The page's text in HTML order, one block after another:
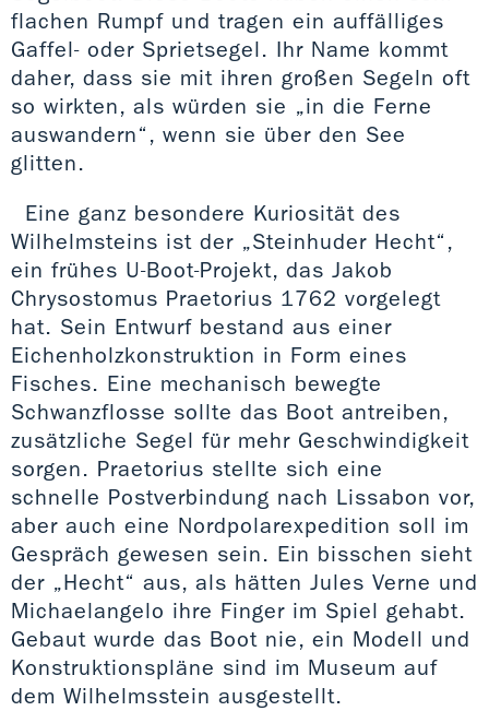
flachen Rumpf und tragen ein auffälliges
Gaffel- oder Sprietsegel. Ihr Name kommt
daher, dass sie mit ihren großen Segeln oft
so wirkten, als würden sie „in die Ferne
auswandern“, wenn sie über den See
glitten.
Eine ganz besondere Kuriosität des
Wilhelmsteins ist der „Steinhuder Hecht“,
ein frühes U-Boot-Projekt, das Jakob
Chrysostomus Praetorius 1762 vorgelegt
hat. Sein Entwurf bestand aus einer
Eichenholzkonstruktion in Form eines
Fisches. Eine mechanisch bewegte
Schwanzflosse sollte das Boot antreiben,
zusätzliche Segel für mehr Geschwindigkeit
sorgen. Praetorius stellte sich eine
schnelle Postverbindung nach Lissabon vor,
aber auch eine Nordpolarexpedition soll im
Gespräch gewesen sein. Ein bisschen sieht
der „Hecht“ aus, als hätten Jules Verne und
Michaelangelo ihre Finger im Spiel gehabt.
Gebaut wurde das Boot nie, ein Modell und
Konstruktionspläne sind im Museum auf
dem Wilhelmsstein ausgestellt.